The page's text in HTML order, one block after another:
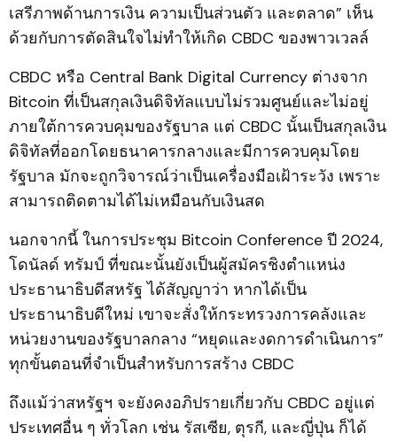
เสรีภาพด้านการเงิน ความเป็นส่วนตัว และตลาด” เห็น
ด้วยกับการตัดสินใจไม่ทำให้เกิด CBDC ของพาวเวลล์
CBDC หรือ Central Bank Digital Currency ต่างจาก
Bitcoin ที่เป็นสกุลเงินดิจิทัลแบบไม่รวมศูนย์และไม่อยู่
ภายใต้การควบคุมของรัฐบาล แต่ CBDC นั้นเป็นสกุลเงิน
ดิจิทัลที่ออกโดยธนาคารกลางและมีการควบคุมโดย
รัฐบาล มักจะถูกวิจารณ์ว่าเป็นเครื่องมือเฝ้าระวัง เพราะ
สามารถติดตามได้ไม่เหมือนกับเงินสด
นอกจากนี้ ในการประชุม Bitcoin Conference ปี 2024,
โดนัลด์ ทรัมป์ ที่ขณะนั้นยังเป็นผู้สมัครชิงตำแหน่ง
ประธานาธิบดีสหรัฐ ได้สัญญาว่า หากได้เป็น
ประธานาธิบดีใหม่ เขาจะสั่งให้กระทรวงการคลังและ
หน่วยงานของรัฐบาลกลาง “หยุดและงดการดำเนินการ”
ทุกขั้นตอนที่จำเป็นสำหรับการสร้าง CBDC
ถึงแม้ว่าสหรัฐฯ จะยังคงอภิปรายเกี่ยวกับ CBDC อยู่แต่
ประเทศอื่น ๆ ทั่วโลก เช่น รัสเซีย, ตุรกี, และญี่ปุ่น ก็ได้